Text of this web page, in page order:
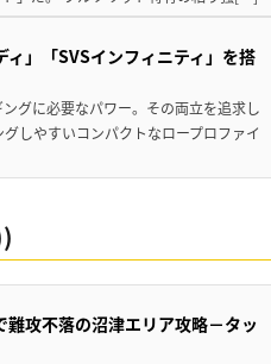
」「SVSインフィニティ」を搭
グに必要なパワー。その両立を追求し
しやすいコンパクトなロープロファイ
攻不落の沼津エリア攻略－タッ